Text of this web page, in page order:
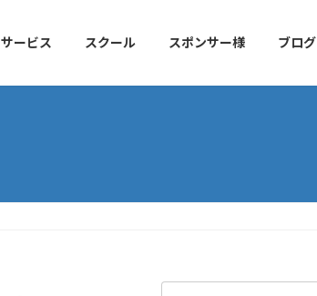
サービス スクール スポンサー様 ブログ